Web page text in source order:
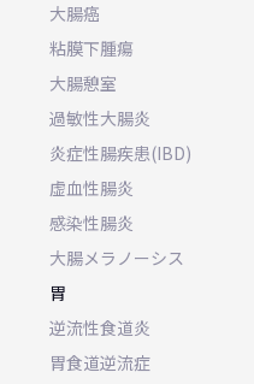
大腸癌
粘膜下腫瘍
大腸憩室
過敏性大腸炎
炎症性腸疾患(IBD)
虚血性腸炎
感染性腸炎
大腸メラノーシス
胃
逆流性食道炎
胃食道逆流症